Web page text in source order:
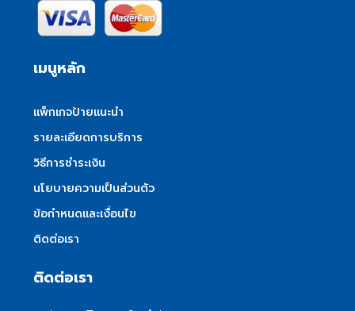
เมนูหลัก
แพ็กเกจป้ายแนะนำ
รายละเอียดการบริการ
วิธีการชำระเงิน
นโยบายความเป็นส่วนตัว
ข้อกำหนดและเงื่อนไข
ติดต่อเรา
ติดต่อเรา